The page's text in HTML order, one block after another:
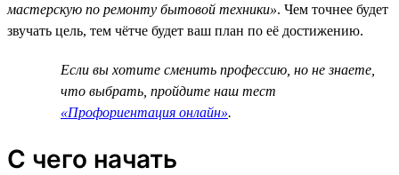
мастерскую по ремонту бытовой техники». Чем точнее будет
звучать цель, тем чётче будет ваш план по её достижению.
Если вы хотите сменить профессию, но не знаете,
что выбрать, пройдите наш тест
«Профориентация онлайн».
С чего начать